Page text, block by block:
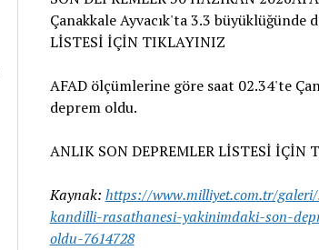
Çanakkale Ayvacık'ta 3.3 büyüklüğünde
LİSTESİ İÇİN TIKLAYINIZ
AFAD ölçümlerine göre saat 02.34'te
deprem oldu.
ANLIK SON DEPREMLER LİSTESİ İÇİN
Kaynak: https://www.milliyet.com.tr/
kandilli-rasathanesi-yakinimdaki-son-
oldu-7614728